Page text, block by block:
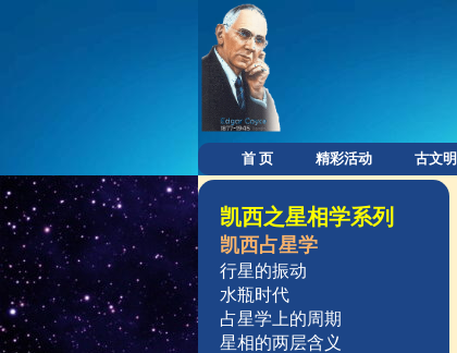
首 页 精彩活动 古文明
凯西之星相学系列
凯西占星学
行星的振动
水瓶时代
占星学上的周期
星相的两层含义